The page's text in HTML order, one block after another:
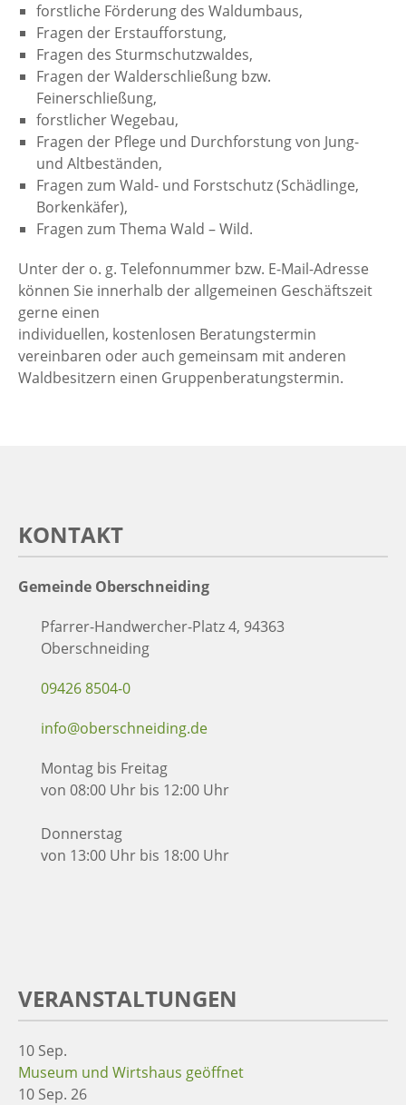
forstliche Förderung des Waldumbaus,
Fragen der Erstaufforstung,
Fragen des Sturmschutzwaldes,
Fragen der Walderschließung bzw.
Feinerschließung,
forstlicher Wegebau,
Fragen der Pflege und Durchforstung von Jung-
und Altbeständen,
Fragen zum Wald- und Forstschutz (Schädlinge,
Borkenkäfer),
Fragen zum Thema Wald – Wild.
Unter der o. g. Telefonnummer bzw. E-Mail-Adresse
können Sie innerhalb der allgemeinen Geschäftszeit
gerne einen
individuellen, kostenlosen Beratungstermin
vereinbaren oder auch gemeinsam mit anderen
Waldbesitzern einen Gruppenberatungstermin.
KONTAKT
Gemeinde Oberschneiding
Pfarrer-Handwercher-Platz 4, 94363
Oberschneiding
09426 8504-0
info@oberschneiding.de
Montag bis Freitag
von 08:00 Uhr bis 12:00 Uhr
Donnerstag
von 13:00 Uhr bis 18:00 Uhr
VERANSTALTUNGEN
10 Sep.
Museum und Wirtshaus geöffnet
10 Sep. 26